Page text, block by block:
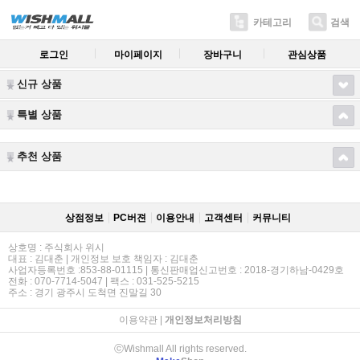
카테고리 검색
로그인 마이페이지 장바구니 관심상품
신규 상품
특별 상품
추천 상품
상점정보 PC버젼 이용안내 고객센터 커뮤니티
상호명 : 주식회사 위시
대표 : 김대춘 | 개인정보 보호 책임자 : 김대춘
사업자등록번호 :853-88-01115 | 통신판매업신고번호 : 2018-경기하남-0429호
전화 : 070-7714-5047 | 팩스 : 031-525-5215
주소 : 경기 광주시 도척면 진말길 30
이용약관| 개인정보처리방침
ⓒWishmall All rights reserved.